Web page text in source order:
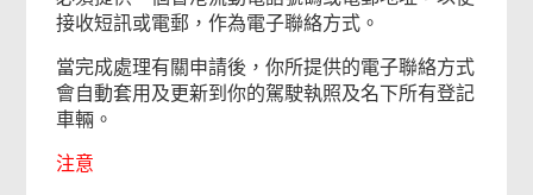
接收短訊或電郵，作為電子聯絡方式。
當完成處理有關申請後，你所提供的電子聯絡方式
會自動套用及更新到你的駕駛執照及名下所有登記
車輛。
注意